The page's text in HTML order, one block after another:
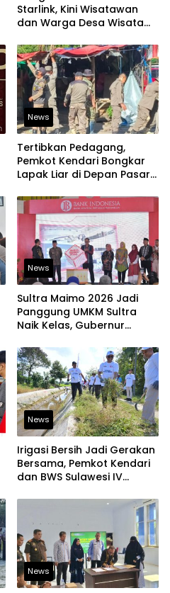
Starlink, Kini Wisatawan
dan Warga Desa Wisata
Mengakses Transaksi
Digital
News
Tertibkan Pedagang,
Pemkot Kendari Bongkar
Lapak Liar di Depan Pasar
News
Sultra Maimo 2026 Jadi
Panggung UMKM Sultra
Naik Kelas, Gubernur
Tembus Pasar Ekspor
News
Irigasi Bersih Jadi Gerakan
Bersama, Pemkot Kendari
dan BWS Sulawesi IV
Pangan
News